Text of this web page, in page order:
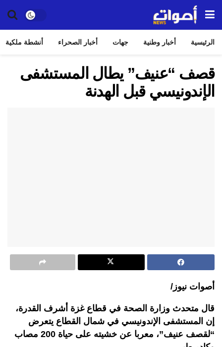
الرئيسية أخبار وطنية جهات أخبار الصحراء أنشطة ملكية
قصف “عنيف” يطال المستشفى
الإندونيسي قبل الهدنة
أصوات نيوز/
قال متحدث وزارة الصحة في قطاع غزة أشرف القدرة،
إن المستشفى الإندونيسي في شمال القطاع يتعرض
“لقصف عنيف”، معربا عن خشيته على حياة 200 مصاب